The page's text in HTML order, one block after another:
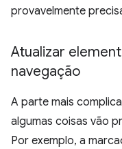
provavelmente
Atualizar
navegação
A parte mais
algumas coisas vão
Por exemplo, a